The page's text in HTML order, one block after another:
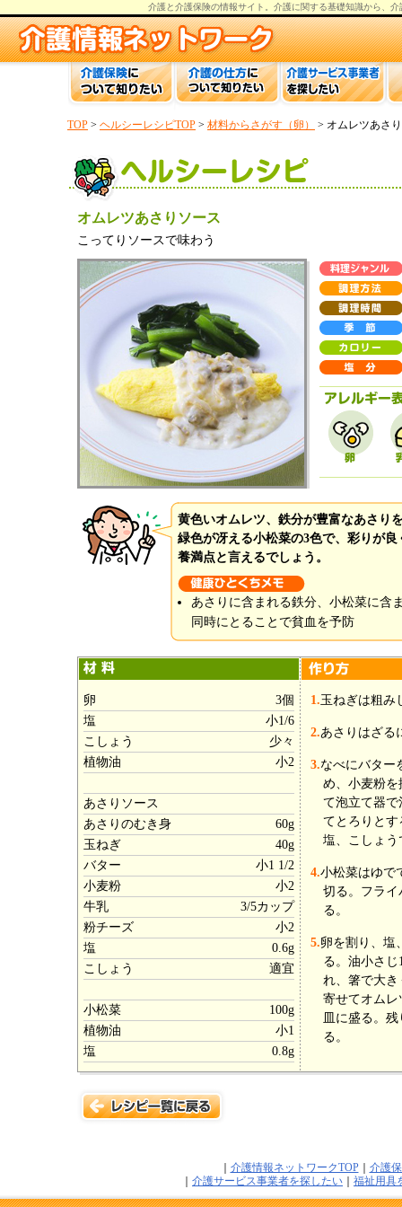
介護と介護保険の情報サイト。 介護に関する基礎知識から、 介
TOP > ヘルシーレシピTOP > 材料からさがす（卵） > オムレツあさ
オムレツあさりソース
こってりソースで味わう
黄色いオムレツ、鉄分が豊富なあさり
緑色が冴える小松菜の3色で、彩りが
養満点と言えるでしょう。
あさりに含まれる鉄分、小松菜に含
同時にとることで貧血を予防
卵
3個
塩
小1/6
こしょう
少々
植物油
小2
あさりソース
あさりのむき身
60g
玉ねぎ
40g
バター
小1 1/2
小麦粉
小2
牛乳
3/5カップ
粉チーズ
小2
塩
0.6g
こしょう
適宜
小松菜
100g
植物油
小1
塩
0.8g
1.玉ねぎは粗み
2.あさりはざる
3.なべにバター
め、小麦粉
て泡立て器で
てとろりとす
塩、こしょ
4.小松菜はゆで
切る。フラ
る。
5.卵を割り、塩
る。油小さ
れ、箸で大
寄せてオム
皿に盛る。
る。
介護情報ネットワークTOP｜ 介護
介護サービス事業者を探したい 福祉用具